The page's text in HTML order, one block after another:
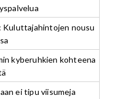
nousu
kyberuhkien kohteena
ei tipu viisumeja